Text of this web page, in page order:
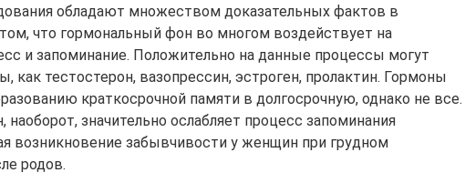
обладают множеством доказательных фактов в
что гормональный фон во многом воздействует на
и запоминание. Положительно на данные процессы могут
как тестостерон, вазопрессин, эстроген, пролактин. Гормоны
краткосрочной памяти в долгосрочную, однако не все.
наоборот, значительно ослабляет процесс запоминания
возникновение забывчивости у женщин при грудном
родов.